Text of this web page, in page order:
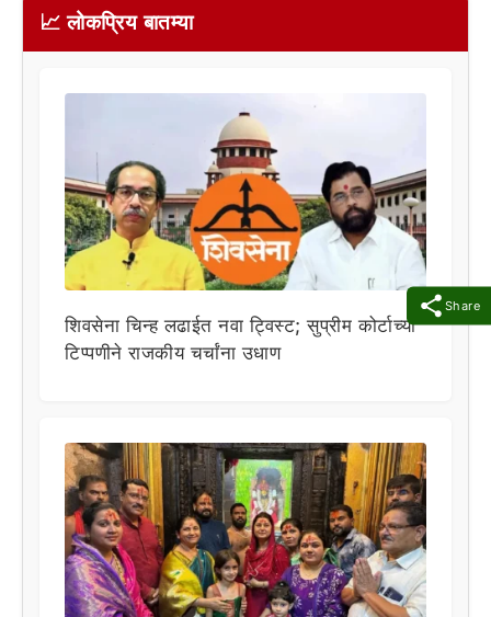
Share
📈 लोकप्रिय बातम्या
शिवसेना चिन्ह लढाईत नवा ट्विस्ट; सुप्रीम कोर्टाच्या
टिप्पणीने राजकीय चर्चांना उधाण